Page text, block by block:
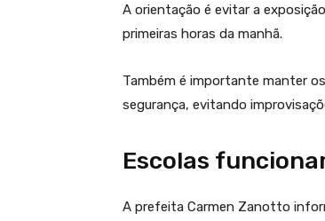
A orientação é evitar a
primeiras horas da manhã.
Também é importante manter
segurança, evitando
Escolas
A prefeita Carmen Zanotto